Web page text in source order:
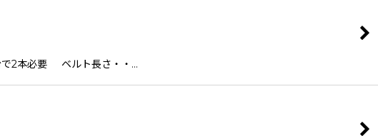
要 ベルト長さ・・…